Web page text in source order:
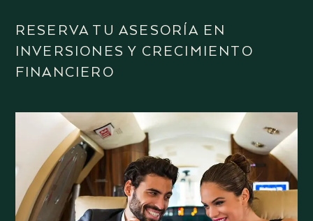
RESERVA TU ASESORÍA EN
INVERSIONES Y CRECIMIENTO
FINANCIERO